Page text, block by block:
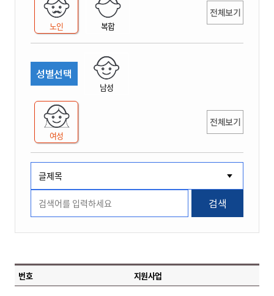
노인 복합
전체보기
성별선택
남성
여성
전체보기
검색
번호 지원사업